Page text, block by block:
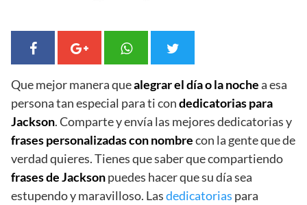
Que mejor manera quealegrar el día o la nochea esa
persona tan especial para ti condedicatorias para
Jackson. Comparte y envía las mejores dedicatorias y
frases personalizadas con nombrecon la gente que de
verdad quieres. Tienes que saber que compartiendo
frases de Jacksonpuedes hacer que su día sea
estupendo y maravilloso. Lasdedicatorias para